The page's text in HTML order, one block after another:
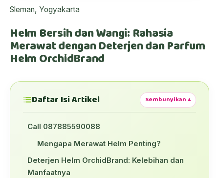
Sleman, Yogyakarta
Helm Bersih dan Wangi: Rahasia
Merawat dengan Deterjen dan Parfum
Helm OrchidBrand
Daftar Isi Artikel Sembunyikan ▴
Call 087885590088
Mengapa Merawat Helm Penting?
Deterjen Helm OrchidBrand: Kelebihan dan
Manfaatnya